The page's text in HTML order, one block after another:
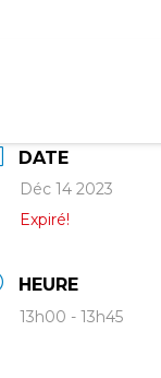
DATE
Déc 14 2023
Expiré!
HEURE
13h00 - 13h45